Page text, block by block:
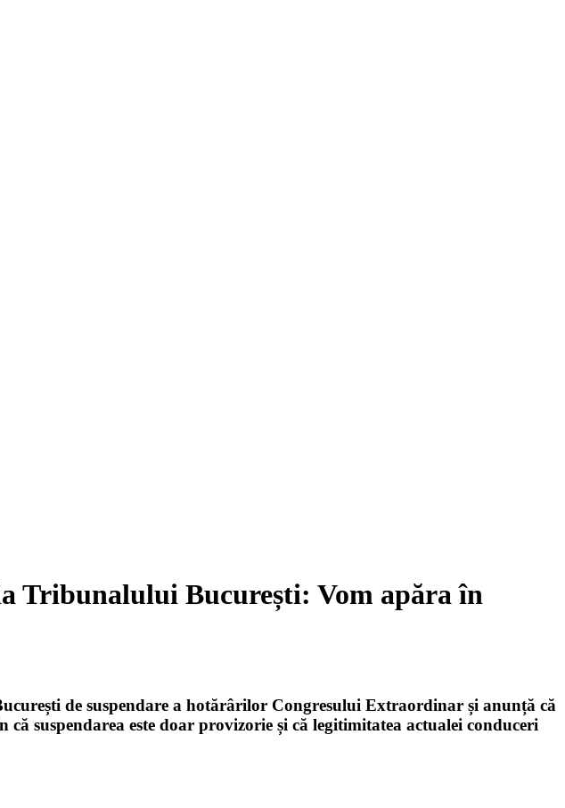
Tribunalului București: Vom apăra în
de suspendare a hotărârilor Congresului Extraordinar și anunță că
suspendarea este doar provizorie și că legitimitatea actualei conduceri